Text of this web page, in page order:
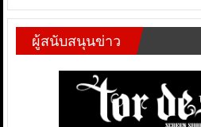
ผู้สนับสนุนข่าว